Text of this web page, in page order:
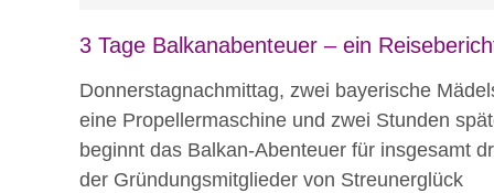
3 Tage Balkanabenteuer – ein
Donnerstagnachmittag, zwei bayerische
eine Propellermaschine und zwei Stunden
beginnt das Balkan-Abenteuer für insgesamt
der Gründungsmitglieder von Streunerglück